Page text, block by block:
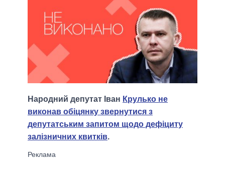
Народний депутат Іван Крулько не
виконав обіцянку звернутися з
депутатським запитом щодо дефіциту
залізничних квитків.